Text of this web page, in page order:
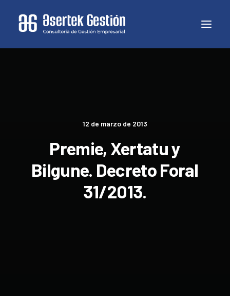
12 de marzo de 2013
Premie, Xertatu y
Bilgune. Decreto Foral
31/2013.